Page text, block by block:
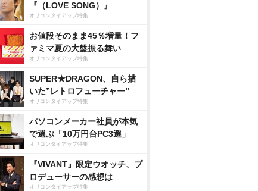
『（LOVE SONG）』
オリコンタイアップ特集
お値段そのまま45％増量！フ
ァミマ夏の大盤振る舞い
オリコンタイアップ特集
SUPER★DRAGON、自ら描
いた”レトロフューチャー”
オリコンタイアップ特集
パソコンメーカー社員が本気
で選ぶ「10万円台PC3選」
オリコンタイアップ特集
『VIVANT』限定ウオッチ、プ
ロデューサーの感想は
オリコンタイアップ特集